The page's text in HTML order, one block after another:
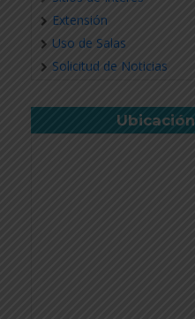
Extensión
Uso de Salas
Solicitud de Noticias
Ubicación